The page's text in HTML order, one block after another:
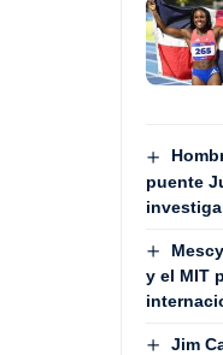
puente
y el MIT
Jim